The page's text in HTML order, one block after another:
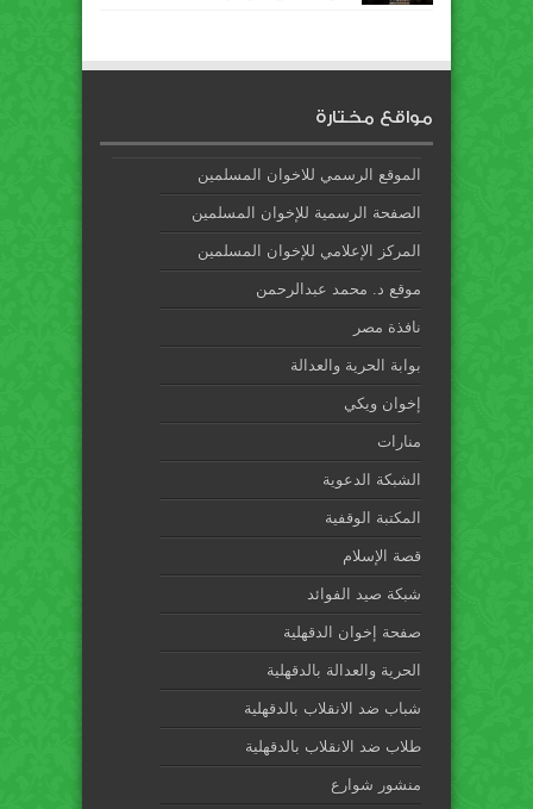
مواقع مختارة
الموقع الرسمي للاخوان المسلمين
الصفحة الرسمية للإخوان المسلمين
المركز الإعلامي للإخوان المسلمين
موقع د. محمد عبدالرحمن
نافذة مصر
بوابة الحرية والعدالة
إخوان ويكي
منارات
الشبكة الدعوية
المكتبة الوقفية
قصة الإسلام
شبكة صيد الفوائد
صفحة إخوان الدقهلية
الحرية والعدالة بالدقهلية
شباب ضد الانقلاب بالدقهلية
طلاب ضد الانقلاب بالدقهلية
منشور شوارع